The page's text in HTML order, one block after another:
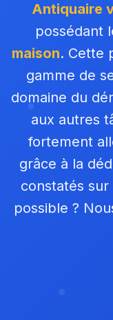
Antiquaire
possédant
maison. Cette
gamme de
domaine du
aux autres
fortement
grâce à la
constatés
possible ?